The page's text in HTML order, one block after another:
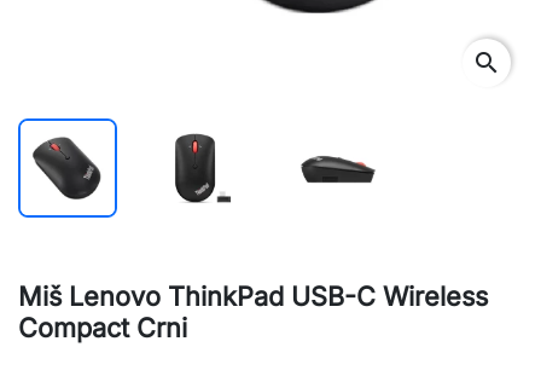
search
Miš Lenovo ThinkPad USB-C Wireless
Compact Crni